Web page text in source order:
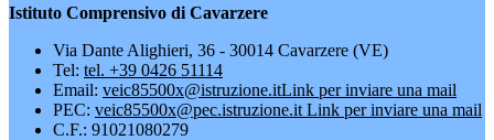
Istituto Comprensivo di Cavarzere
Via Dante Alighieri, 36 - 30014 Cavarzere (VE)
Tel: tel. +39 0426 51114
Email: veic85500x@istruzione.itLink per inviare una mail
PEC: veic85500x@pec.istruzione.it Link per inviare una mail
C.F.: 91021080279